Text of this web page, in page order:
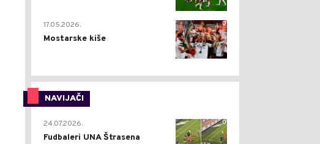
0
17.05.2026.
Mostarske kiše
NAVIJAČI
0
24.07.2026.
Fudbaleri UNA Štrasena